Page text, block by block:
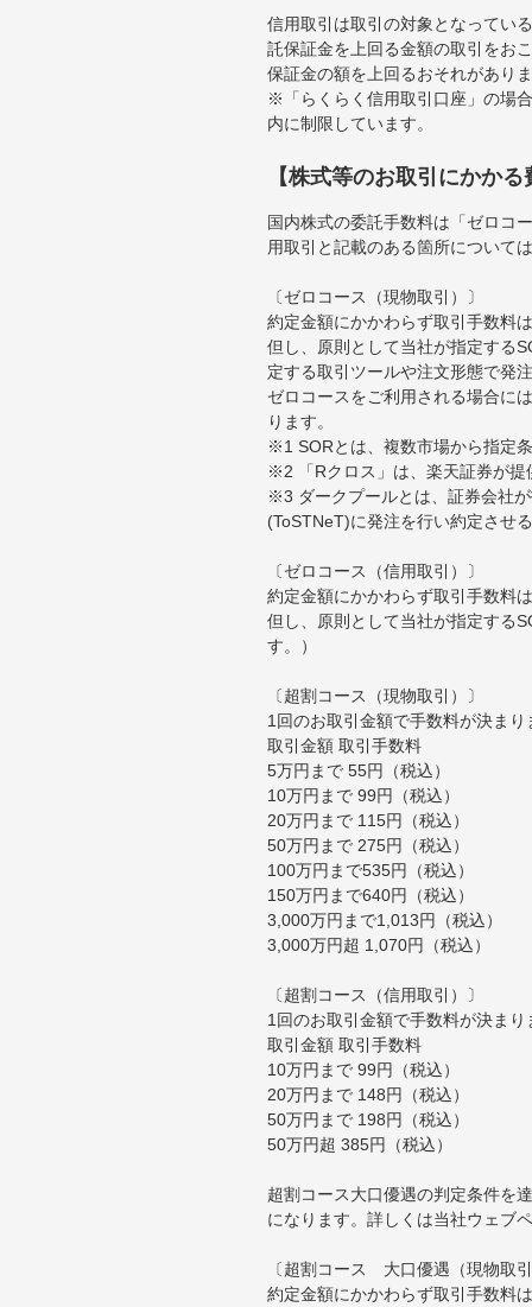
信用取引は取引の対象となってい
託保証金を上回る金額の取引をお
保証金の額を上回るおそれがあり
※「らくらく信用取引口座」の場
内に制限しています。
【株式等のお取引にかかる
国内株式の委託手数料は「ゼロコ
用取引と記載のある箇所について
〔ゼロコース（現物取引）〕
約定金額にかかわらず取引手数料
但し、原則として当社が指定する
定する取引ツールや注文形態で発
ゼロコースをご利用される場合に
ります。
※1 SORとは、複数市場から指定
※2 「Rクロス」は、楽天証券が
※3 ダークプールとは、証券会社
(ToSTNeT)に発注を行い約定させ
〔ゼロコース（信用取引）〕
約定金額にかかわらず取引手数料
但し、原則として当社が指定する
す。）
〔超割コース（現物取引）〕
1回のお取引金額で手数料が決まり
取引金額 取引手数料
5万円まで 55円（税込）
10万円まで 99円（税込）
20万円まで 115円（税込）
50万円まで 275円（税込）
100万円まで535円（税込）
150万円まで640円（税込）
3,000万円まで1,013円（税込）
3,000万円超 1,070円（税込）
〔超割コース（信用取引）〕
1回のお取引金額で手数料が決まり
取引金額 取引手数料
10万円まで 99円（税込）
20万円まで 148円（税込）
50万円まで 198円（税込）
50万円超 385円（税込）
超割コース大口優遇の判定条件を
になります。詳しくは当社ウェブ
〔超割コース 大口優遇（現物取
約定金額にかかわらず取引手数料